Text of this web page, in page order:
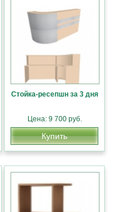
Стойка-ресепшн за 3 дня
Цена: 9 700 руб.
Купить